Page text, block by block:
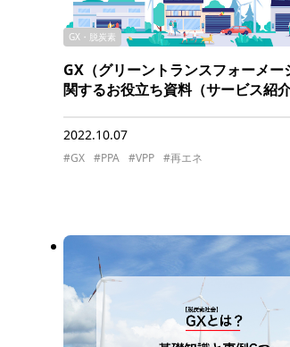
GX・脱炭素
GX（グリーントランスフォーメー
関するお役立ち資料（サービス紹
2022.10.07
#GX #PPA #VPP #再エネ